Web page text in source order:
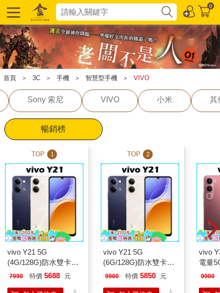
0
首頁 ＞ 3C ＞ 手機 ＞ 智慧型手機 ＞ VIVO
Sony 索尼 VIVO 小米 其
暢銷榜
TOP 1
vivo Y21 5G
(4G/128G)防水雙卡機
※送支架+內附保護殼
7990 特價 5688 元
TOP 2
vivo Y21 5G
(6G/128G)防水雙卡機
※送支架+內附保護殼
9900 特價 5850 元
vivo
電量
架+
9900